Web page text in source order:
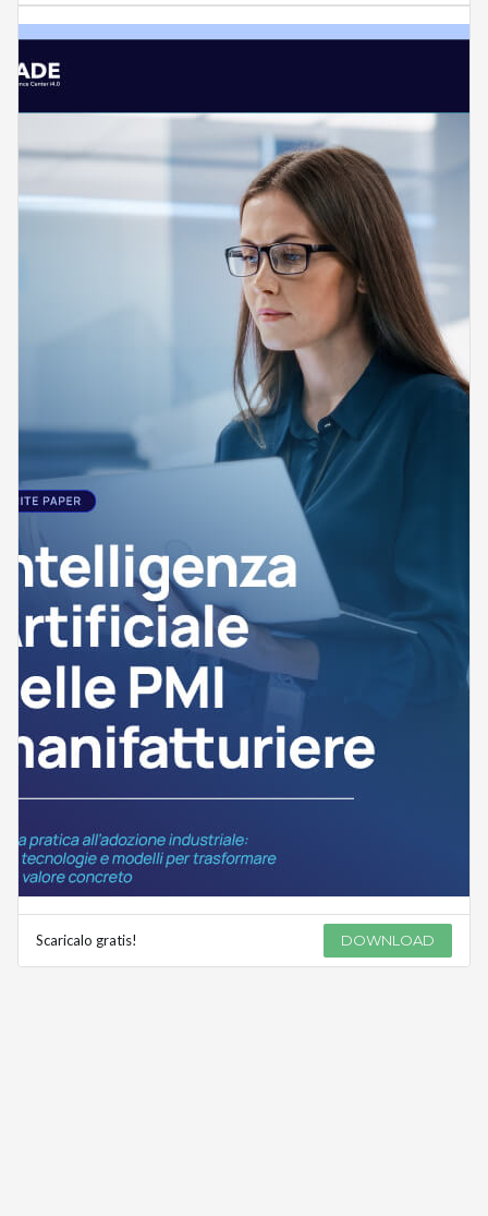
Scaricalo gratis! DOWNLOAD